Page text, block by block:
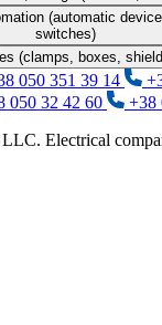
(automatic
switches)
(clamps, boxes,
050 351 39 14
050 32 42 60
+38
Electrical